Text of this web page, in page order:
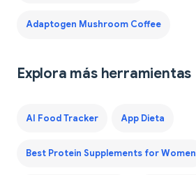
Adaptogen Mushroom Coffee
Explora más herramientas
AI Food Tracker App Dieta
Best Protein Supplements for Women